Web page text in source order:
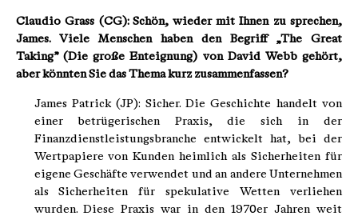
Claudio Grass (CG): Schön, wieder mit Ihnen zu sprechen,
James. Viele Menschen haben den Begriff „The Great
Taking” (Die große Enteignung) von David Webb gehört,
aber könnten Sie das Thema kurz zusammenfassen?
James Patrick (JP): Sicher. Die Geschichte handelt von
einer betrügerischen Praxis, die sich in der
Finanzdienstleistungsbranche entwickelt hat, bei der
Wertpapiere von Kunden heimlich als Sicherheiten für
eigene Geschäfte verwendet und an andere Unternehmen
als Sicherheiten für spekulative Wetten verliehen
wurden. Diese Praxis war in den 1970er Jahren weit